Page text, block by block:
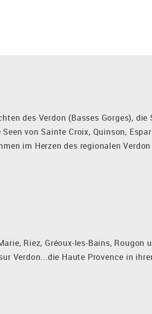
des Verdon (Basses Gorges), die
von Sainte Croix, Quinson,
im Herzen des regionalen
Riez, Gréoux-les-Bains, Rougon
Verdon...die Haute Provence in